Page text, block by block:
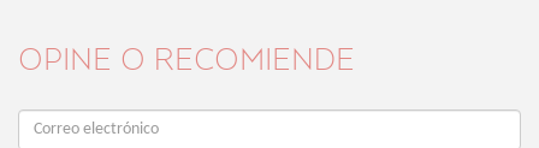
OPINE O RECOMIENDE